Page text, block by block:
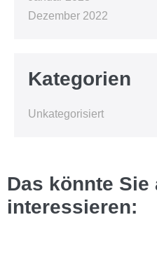
Dezember 2022
Kategorien
Unkategorisiert
Das könnte Sie
interessieren: